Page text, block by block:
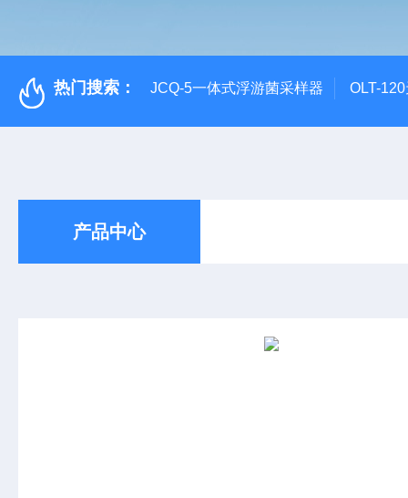
热门搜索： JCQ-5一体式浮游菌采样器 OLT-
产品中心